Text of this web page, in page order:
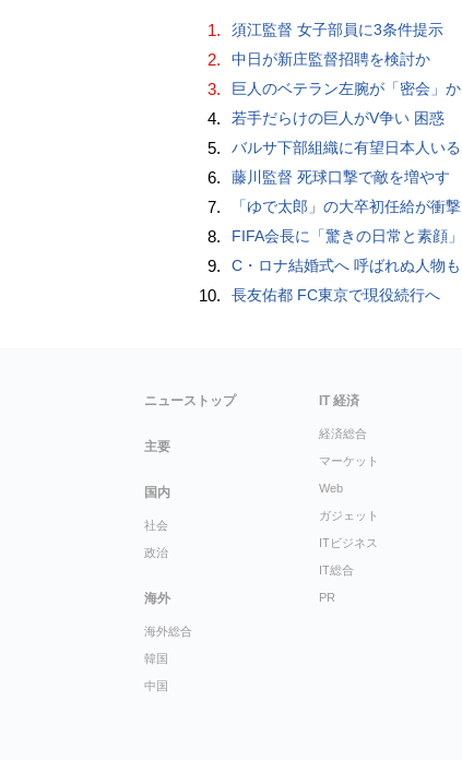
1. 須江監督 女子部員に3条件提示
2. 中日が新庄監督招聘を検討か
3. 巨人のベテラン左腕が「密会」か
4. 若手だらけの巨人がV争い 困惑
5. バルサ下部組織に有望日本人いる
6. 藤川監督 死球口撃で敵を増やす
7. 「ゆで太郎」の大卒初任給が衝撃
8. FIFA会長に「驚きの日常と素顔」
9. C・ロナ結婚式へ 呼ばれぬ人物も
10. 長友佑都 FC東京で現役続行へ
ニューストップ
主要
国内
社会
政治
海外
海外総合
韓国
中国
IT 経済
経済総合
マーケット
Web
ガジェット
ITビジネス
IT総合
PR